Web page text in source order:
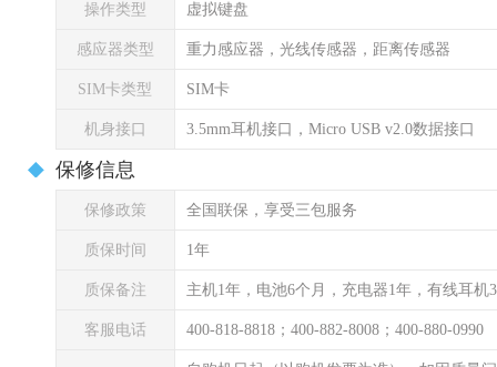
操作类型 虚拟键盘
感应器类型 重力感应器，光线传感器，距离传感器
SIM卡类型 SIM卡
机身接口 3.5mm耳机接口，Micro USB v2.0数据接口
保修信息
保修政策 全国联保，享受三包服务
质保时间 1年
质保备注 主机1年，电池6个月，充电器1年，有线耳机
客服电话 400-818-8818；400-882-8008；400-880-0990